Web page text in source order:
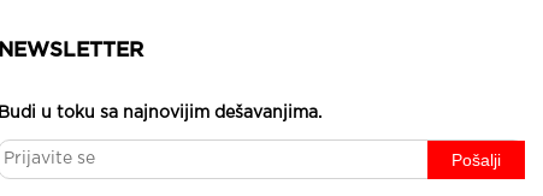
NEWSLETTER
Budi u toku sa najnovijim dešavanjima.